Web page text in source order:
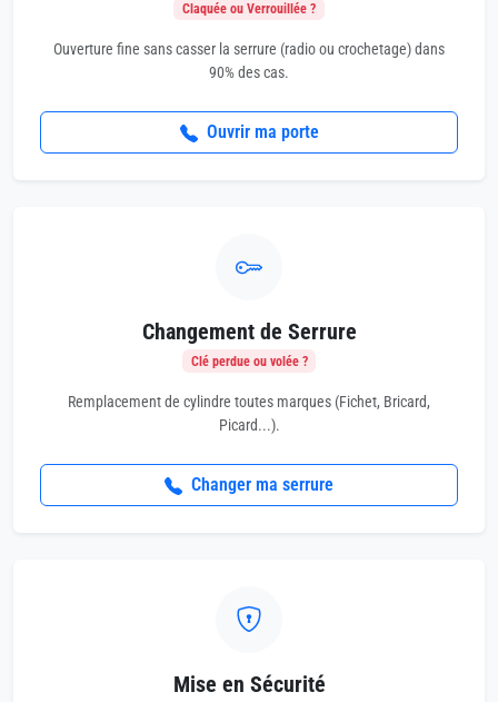
Claquée ou Verrouillée ?
Ouverture fine sans casser la serrure (radio ou crochetage) dans
90% des cas.
Ouvrir ma porte
Changement de Serrure
Clé perdue ou volée ?
Remplacement de cylindre toutes marques (Fichet, Bricard,
Picard...).
Changer ma serrure
Mise en Sécurité